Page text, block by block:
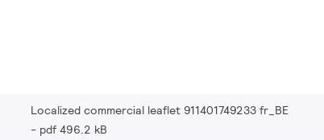
Localized commercial leaflet 911401749233 fr_BE
pdf 496.2 kB